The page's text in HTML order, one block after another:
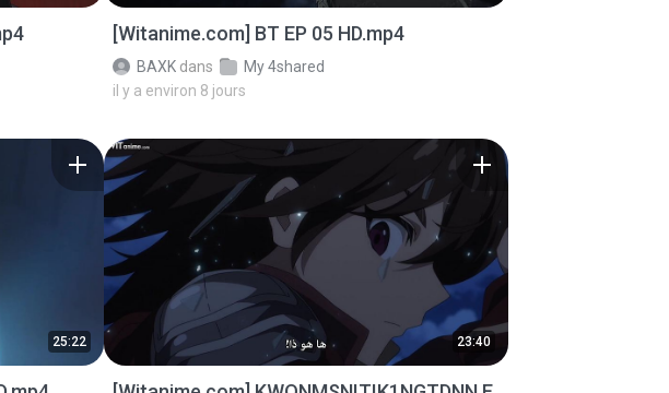
[Witanime.com] BT EP 05 HD.mp4
BAXK dans
My 4shared
il y a environ 8 jours
25:22 23:40